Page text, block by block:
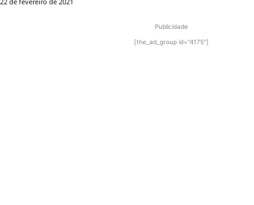
Publicidade
[the_ad_group id="4175"]